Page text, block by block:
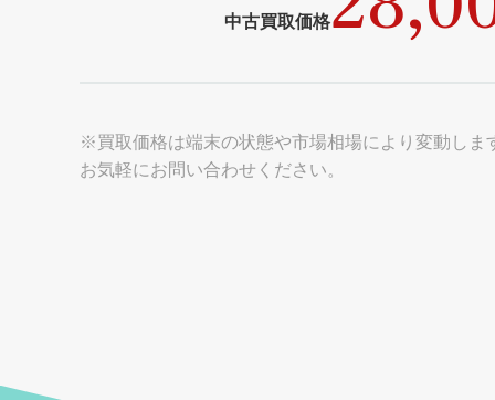
中古買取価格
※買取価格は端末の状態や市場相場により変動し
お気軽にお問い合わせください。